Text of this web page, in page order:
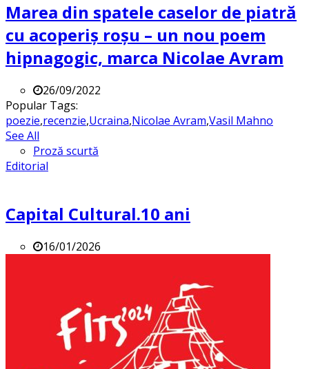
Marea din spatele caselor de piatră
cu acoperiș roșu – un nou poem
hipnagogic, marca Nicolae Avram
26/09/2022
Popular Tags:
poezie,recenzie,Ucraina,Nicolae Avram,Vasil Mahno
See All
Proză scurtă
Editorial
Capital Cultural.10 ani
16/01/2026